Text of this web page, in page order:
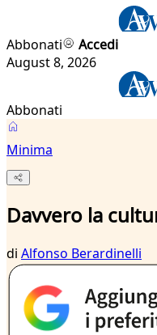
Abbonati
Accedi
August 8, 2026
Abbonati
Minima
Davvero la
di Alfonso Berardinelli